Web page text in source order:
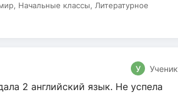
Начальные классы, Литературное
У Ученик
2 английский язык. Не успела